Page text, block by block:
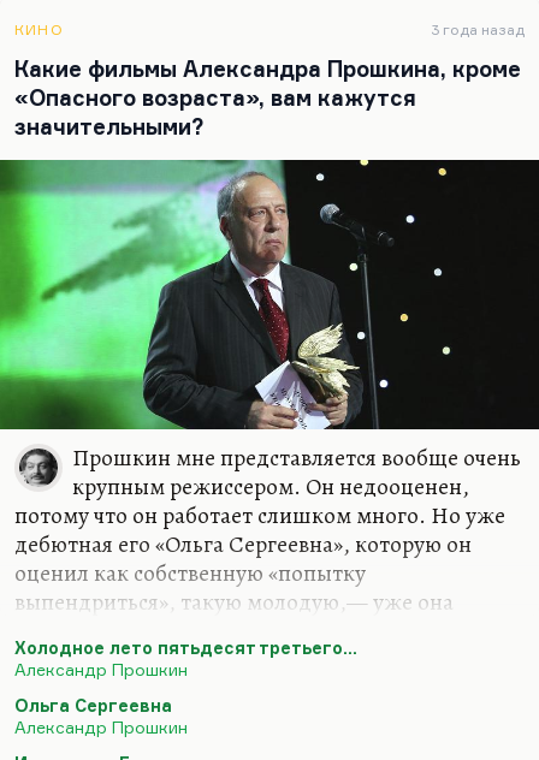
«простых людей» и не люблю апологий массы, и
не люблю, когда ненавидят оторвавшихся от
коллектива. Мне кажется, что оторваться от
коллектива — это лучшее,…
КИНО 3 года назад
Какие фильмы Александра Прошкина, кроме
«Опасного возраста», вам кажутся
значительными?
Прошкин мне представляется вообще очень
крупным режиссером. Он недооценен,
потому что он работает слишком много. Но уже
дебютная его «Ольга Сергеевна», которую он
оценил как собственную «попытку
выпендриться», такую молодую,— уже она
что «Инспектор Гулл» или «Он пришёл» — это
вообще самый страшный советский фильм,
сделанный по Пристли, да и вообще, самый
страшный советский такой мини-сериал 70-х
Холодное лето пятьдесят третьего...
Александр Прошкин
Ольга Сергеевна
Александр Прошкин